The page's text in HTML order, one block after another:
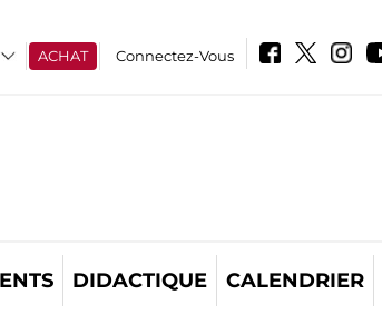
ACHAT Connectez-Vous
DIDACTIQUE CALENDRIER